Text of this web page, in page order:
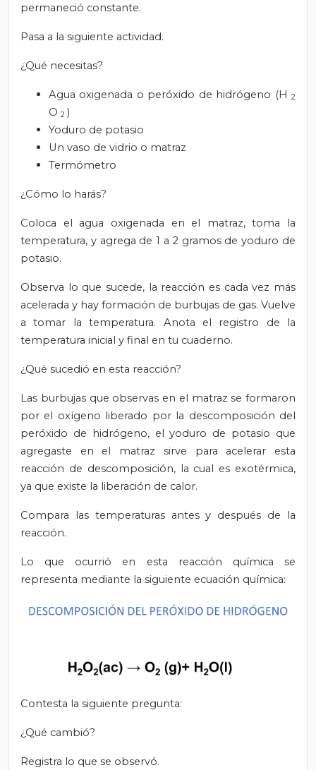
permaneció constante.
Pasa a la siguiente actividad.
¿Qué necesitas?
Agua oxigenada o peróxido de hidrógeno (H 2
O 2 )
Yoduro de potasio
Un vaso de vidrio o matraz
Termómetro
¿Cómo lo harás?
Coloca el agua oxigenada en el matraz, toma la
temperatura, y agrega de 1 a 2 gramos de yoduro de
potasio.
Observa lo que sucede, la reacción es cada vez más
acelerada y hay formación de burbujas de gas. Vuelve
a tomar la temperatura. Anota el registro de la
temperatura inicial y final en tu cuaderno.
¿Qué sucedió en esta reacción?
Las burbujas que observas en el matraz se formaron
por el oxígeno liberado por la descomposición del
peróxido de hidrógeno, el yoduro de potasio que
agregaste en el matraz sirve para acelerar esta
reacción de descomposición, la cual es exotérmica,
ya que existe la liberación de calor.
Compara las temperaturas antes y después de la
reacción.
Lo que ocurrió en esta reacción química se
representa mediante la siguiente ecuación química:
Contesta la siguiente pregunta:
¿Qué cambió?
Registra lo que se observó.